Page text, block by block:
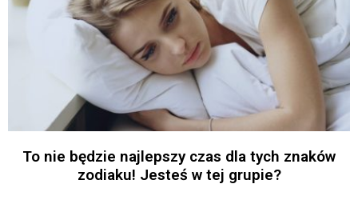
To nie będzie najlepszy czas dla tych znaków
zodiaku! Jesteś w tej grupie?